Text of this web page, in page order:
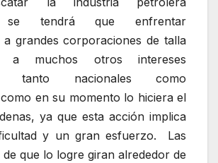
se tendrá que enfrentar
a grandes corporaciones de talla
a muchos otros intereses
tanto nacionales como
en su momento lo hiciera el
ya que esta acción implica
y un gran esfuerzo. Las
de que lo logre giran alrededor de